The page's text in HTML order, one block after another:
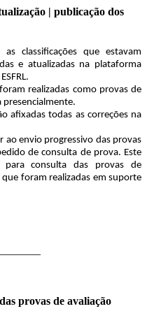
| publicação dos
as classificações que estavam
e atualizadas na plataforma
realizadas como provas de
presencialmente.
afixadas todas as correções na
ao envio progressivo das provas
de consulta de prova. Este
para consulta das provas de
que foram realizadas em suporte
provas de avaliação